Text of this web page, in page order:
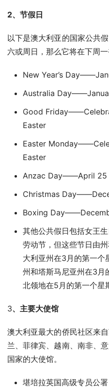
2、节假日
以下是澳大利亚的国家公共
六或周日，那么它将在下周一
New Year’s
Australia
Good
Easter
Easter
Easter
Anzac Day——April 25
Christmas
Boxing
其他公共假日包括女王
劳动节，但这些节日由
大利亚州在3月的第一个
州和塔斯马尼亚州在3月
北领地在5月的第一个星
3、主要大使馆
澳大利亚最大的侨民社区来
兰、菲律宾、越南、南非、
国家的大使馆。
堪培拉英国高级专员公署